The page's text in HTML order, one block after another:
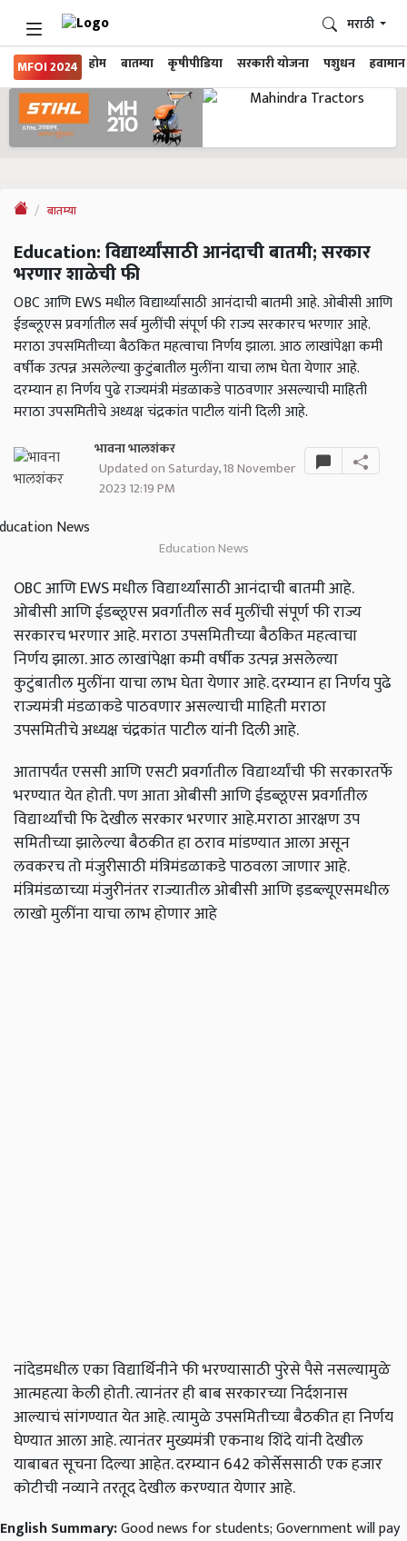
MFOI 2024 होम बातम्या कृषीपीडिया सरकारी योजना पशुधन हवामान
मराठी
बातम्या
Education: विद्यार्थ्यांसाठी आनंदाची बातमी; सरकार
भरणार शाळेची फी
OBC आणि EWS मधील विद्यार्थ्यांसाठी आनंदाची बातमी आहे. ओबीसी आणि
ईडब्लूएस प्रवर्गातील सर्व मुलींची संपूर्ण फी राज्य सरकारच भरणार आहे.
मराठा उपसमितीच्या बैठकित महत्वाचा निर्णय झाला. आठ लाखांपेक्षा कमी
वर्षीक उत्पन्न असलेल्या कुटुंबातील मुलींना याचा लाभ घेता येणार आहे.
दरम्यान हा निर्णय पुढे राज्यमंत्री मंडळाकडे पाठवणार असल्याची माहिती
मराठा उपसमितीचे अध्यक्ष चंद्रकांत पाटील यांनी दिली आहे.
भावना भालशंकर
Updated on Saturday, 18 November
2023 12:19 PM
Education News
OBC आणि EWS मधील विद्यार्थ्यांसाठी आनंदाची बातमी आहे.
ओबीसी आणि ईडब्लूएस प्रवर्गातील सर्व मुलींची संपूर्ण फी राज्य
सरकारच भरणार आहे. मराठा उपसमितीच्या बैठकित महत्वाचा
निर्णय झाला. आठ लाखांपेक्षा कमी वर्षीक उत्पन्न असलेल्या
कुटुंबातील मुलींना याचा लाभ घेता येणार आहे. दरम्यान हा निर्णय पुढे
राज्यमंत्री मंडळाकडे पाठवणार असल्याची माहिती मराठा
उपसमितीचे अध्यक्ष चंद्रकांत पाटील यांनी दिली आहे.
आतापर्यंत एससी आणि एसटी प्रवर्गातील विद्यार्थ्यांची फी सरकारतर्फे
भरण्यात येत होती. पण आता ओबीसी आणि ईडब्लूएस प्रवर्गातील
विद्यार्थ्यांची फि देखील सरकार भरणार आहे.मराठा आरक्षण उप
समितीच्या झालेल्या बैठकीत हा ठराव मांडण्यात आला असून
लवकरच तो मंजुरीसाठी मंत्रिमंडळाकडे पाठवला जाणार आहे.
मंत्रिमंडळाच्या मंजुरीनंतर राज्यातील ओबीसी आणि इडब्ल्यूएसमधील
लाखो मुलींना याचा लाभ होणार आहे
नांदेडमधील एका विद्यार्थिनीने फी भरण्यासाठी पुरेसे पैसे नसल्यामुळे
आत्महत्या केली होती. त्यानंतर ही बाब सरकारच्या निर्दशनास
आल्याचं सांगण्यात येत आहे. त्यामुळे उपसमितीच्या बैठकीत हा निर्णय
घेण्यात आला आहे. त्यानंतर मुख्यमंत्री एकनाथ शिंदे यांनी देखील
याबाबत सूचना दिल्या आहेत. दरम्यान 642 कोर्सेससाठी एक हजार
कोटीची नव्याने तरतूद देखील करण्यात येणार आहे.
English Summary:Good news for students; Government will pay